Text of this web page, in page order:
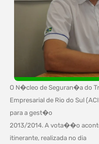
O N�cleo de Seguran�a do
Empresarial de Rio do Sul
para a gest�o
2013/2014. A vota��o
itinerante, realizada no dia